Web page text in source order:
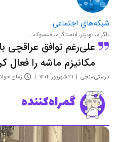
شبکه‌های اجتماعی
تلگرام، توییتر، اینستاگرام، فیسبوک،...
علی‌رغم توافق عراقچی
مکانیزم ماشه را فعال
درستی‌سنجی ۳۱ شهریور ۱۴۰۴ زمان خواندن:
گمراه‌کننده